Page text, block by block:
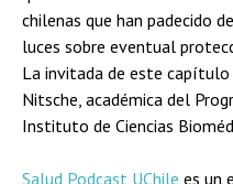
chilenas que han padecido
luces sobre eventual
La invitada de este capítulo
Nitsche, académica del
Instituto de Ciencias
Salud Podcast UChile es un